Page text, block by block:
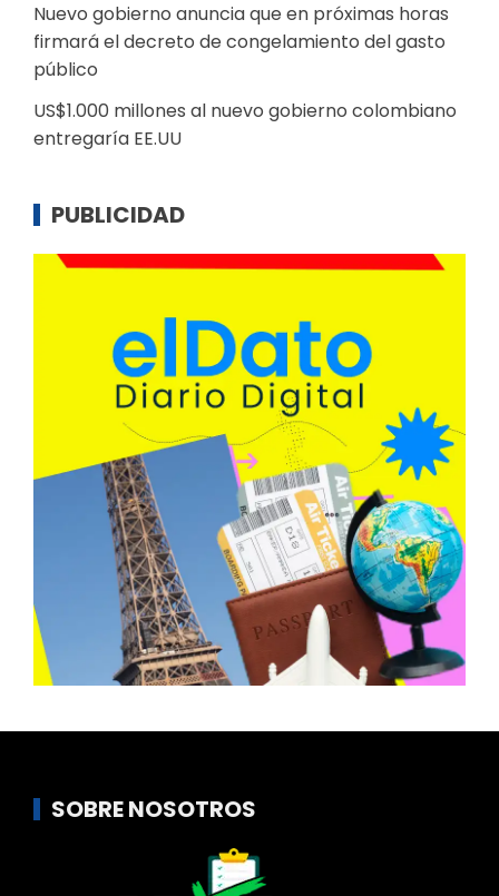
Nuevo gobierno anuncia que en próximas horas
firmará el decreto de congelamiento del gasto
público
US$1.000 millones al nuevo gobierno colombiano
entregaría EE.UU
PUBLICIDAD
SOBRE NOSOTROS